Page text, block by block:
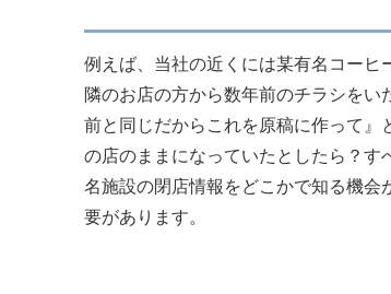
例えば、当社の近くには某有名コー
隣のお店の方から数年前のチラシを
前と同じだからこれを原稿に作って』
の店のままになっていたとしたら？
名施設の閉店情報をどこかで知る機
要があります。